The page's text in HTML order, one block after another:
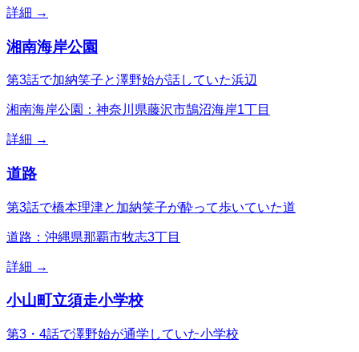
詳細 →
湘南海岸公園
第3話で加納笑子と澤野始が話していた浜辺
湘南海岸公園：神奈川県藤沢市鵠沼海岸1丁目
詳細 →
道路
第3話で橋本理津と加納笑子が酔って歩いていた道
道路：沖縄県那覇市牧志3丁目
詳細 →
小山町立須走小学校
第3・4話で澤野始が通学していた小学校